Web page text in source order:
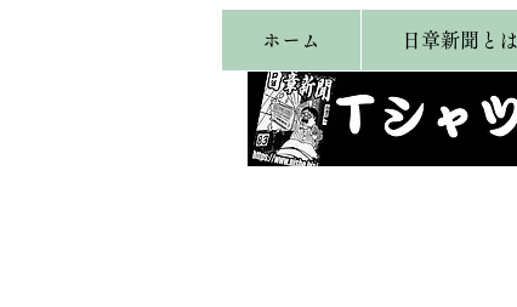
ホーム 日章新聞とは